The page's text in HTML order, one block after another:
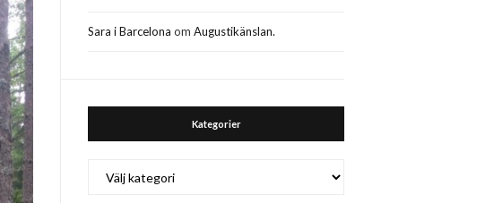
Sara i Barcelona omAugustikänslan.
Kategorier